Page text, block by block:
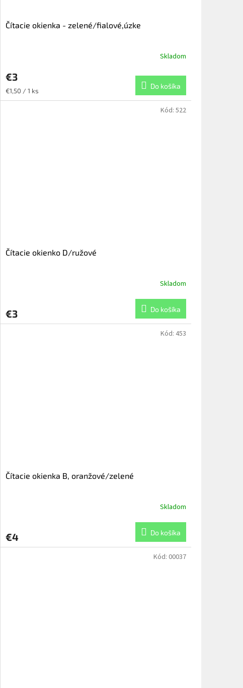
Čítacie okienka - zelené/fialové,úzke
Skladom
€3
Jednotková
cena:
€1,50 / 1 ks
Do košíka
Čítacie okienko D/ružové
Skladom
€3 Do košíka
Kód: 522
Čítacie okienka B, oranžové/zelené
Skladom
€4 Do košíka
Kód: 453
Kód: 00037